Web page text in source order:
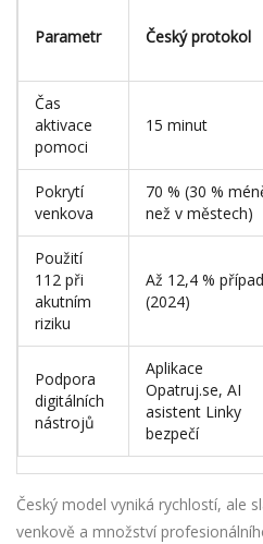
Parametr Český protokol
Čas
aktivace
pomoci
15 minut
Pokrytí
venkova
70 % (30 %
než v městech)
Použití
112 při
akutním
riziku
Až 12,4 %
(2024)
Podpora
digitálních
nástrojů
Aplikace
Opatruj.se, AI
asistent Linky
bezpečí
Český model vyniká rychlostí, ale
venkově a množství